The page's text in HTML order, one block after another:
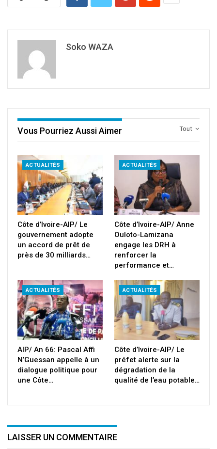
Soko WAZA
Tout
Vous Pourriez Aussi Aimer
ACTUALITÉS
Côte d’Ivoire-AIP/ Le
gouvernement adopte
un accord de prêt de
près de 30 milliards…
ACTUALITÉS
Côte d’Ivoire-AIP/ Anne
Ouloto-Lamizana
engage les DRH à
renforcer la
performance et…
ACTUALITÉS
AIP/ An 66: Pascal Affi
N’Guessan appelle à un
dialogue politique pour
une Côte…
ACTUALITÉS
Côte d’Ivoire-AIP/ Le
préfet alerte sur la
dégradation de la
qualité de l’eau potable…
LAISSER UN COMMENTAIRE